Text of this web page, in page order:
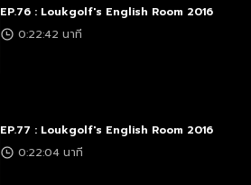
EP.76 : Loukgolf's English Room 2016
0:22:42 นาที
EP.77 : Loukgolf's English Room 2016
0:22:04 นาที